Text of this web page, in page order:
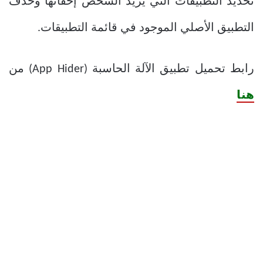
التطبيق الأصلي الموجود في قائمة التطبيقات.
رابط تحميل تطبيق الآلة الحاسبة (App Hider) من
هنا